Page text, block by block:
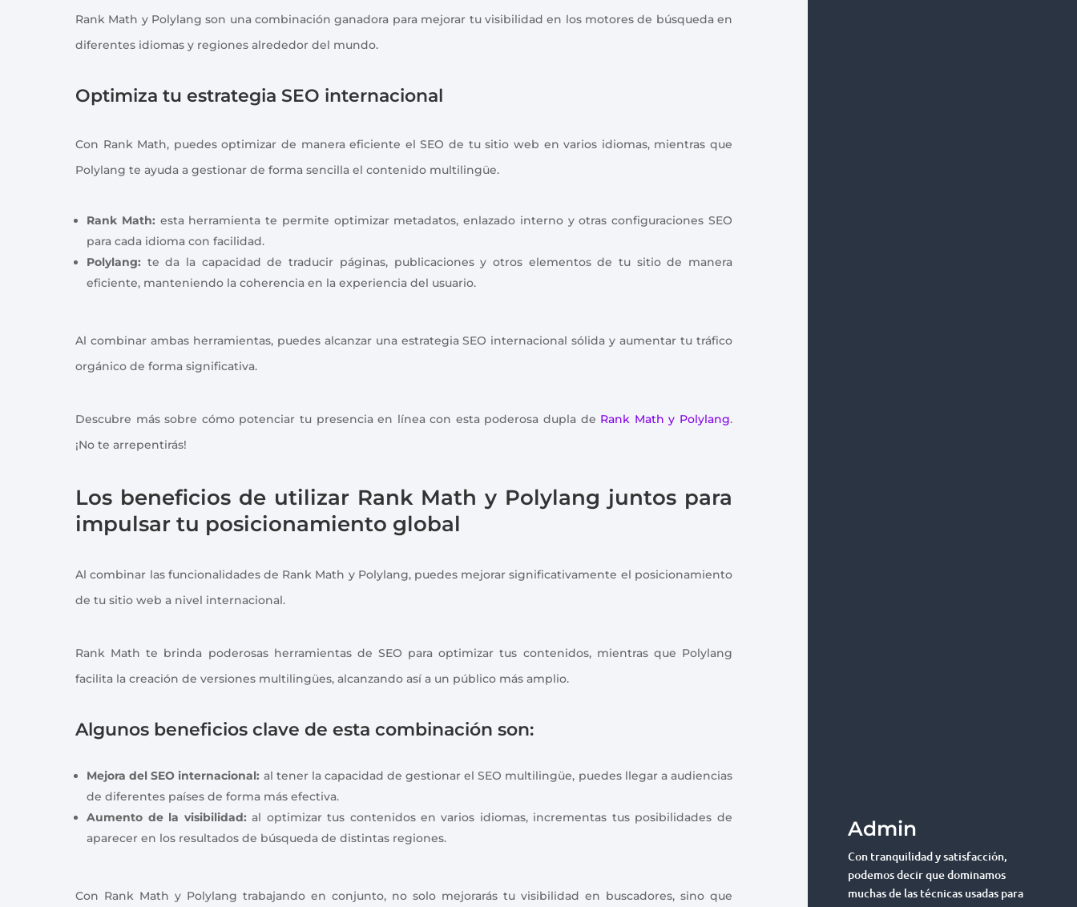
Rank Math y Polylang son una combinación ganadora para mejorar tu visibilidad en los motores de búsqueda en
diferentes idiomas y regiones alrededor del mundo.
Optimiza tu estrategia SEO internacional
Con Rank Math, puedes optimizar de manera eficiente el SEO de tu sitio web en varios idiomas, mientras que
Polylang te ayuda a gestionar de forma sencilla el contenido multilingüe.
Rank Math: esta herramienta te permite optimizar metadatos, enlazado interno y otras configuraciones SEO
para cada idioma con facilidad.
Polylang: te da la capacidad de traducir páginas, publicaciones y otros elementos de tu sitio de manera
eficiente, manteniendo la coherencia en la experiencia del usuario.
Al combinar ambas herramientas, puedes alcanzar una estrategia SEO internacional sólida y aumentar tu tráfico
orgánico de forma significativa.
Descubre más sobre cómo potenciar tu presencia en línea con esta poderosa dupla de Rank Math y Polylang.
¡No te arrepentirás!
Los beneficios de utilizar Rank Math y Polylang juntos para
impulsar tu posicionamiento global
Al combinar las funcionalidades de Rank Math y Polylang, puedes mejorar significativamente el posicionamiento
de tu sitio web a nivel internacional.
Rank Math te brinda poderosas herramientas de SEO para optimizar tus contenidos, mientras que Polylang
facilita la creación de versiones multilingües, alcanzando así a un público más amplio.
Algunos beneficios clave de esta combinación son:
Mejora del SEO internacional: al tener la capacidad de gestionar el SEO multilingüe, puedes llegar a audiencias
de diferentes países de forma más efectiva.
Aumento de la visibilidad: al optimizar tus contenidos en varios idiomas, incrementas tus posibilidades de
aparecer en los resultados de búsqueda de distintas regiones.
Con Rank Math y Polylang trabajando en conjunto, no solo mejorarás tu visibilidad en buscadores, sino que
Admin
Con tranquilidad y satisfacción,
podemos decir que dominamos
muchas de las técnicas usadas para